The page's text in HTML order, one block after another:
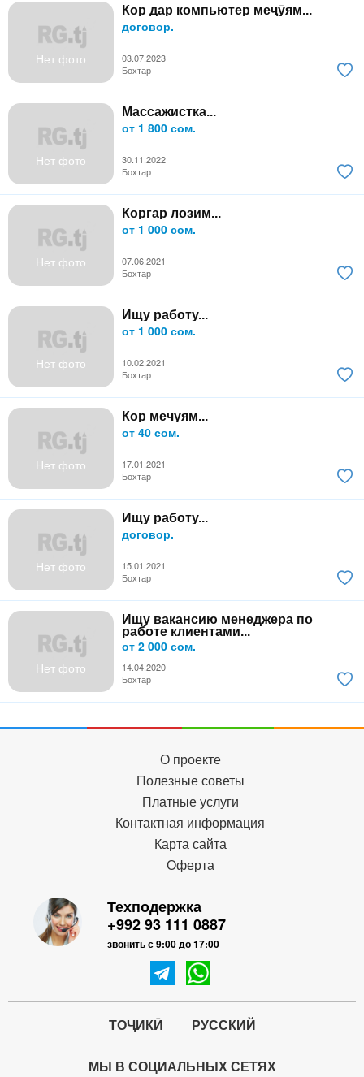
Нет фото
Кор дар компьютер меҷӯям...
договор.
03.07.2023
Бохтар
Нет фото
Массажистка...
от 1 800 сом.
30.11.2022
Бохтар
Нет фото
Коргар лозим...
от 1 000 сом.
07.06.2021
Бохтар
Нет фото
Ищу работу...
от 1 000 сом.
10.02.2021
Бохтар
Нет фото
Кор мечуям...
от 40 сом.
17.01.2021
Бохтар
Нет фото
Ищу работу...
договор.
15.01.2021
Бохтар
Нет фото
Ищу вакансию менеджера по
работе клиентами...
от 2 000 сом.
14.04.2020
Бохтар
О проекте
Полезные советы
Платные услуги
Контактная информация
Карта сайта
Оферта
Техподержка
+992 93 111 0887
звонить с 9:00 до 17:00
ТОҶИКӢ РУССКИЙ
МЫ В СОЦИАЛЬНЫХ СЕТЯХ